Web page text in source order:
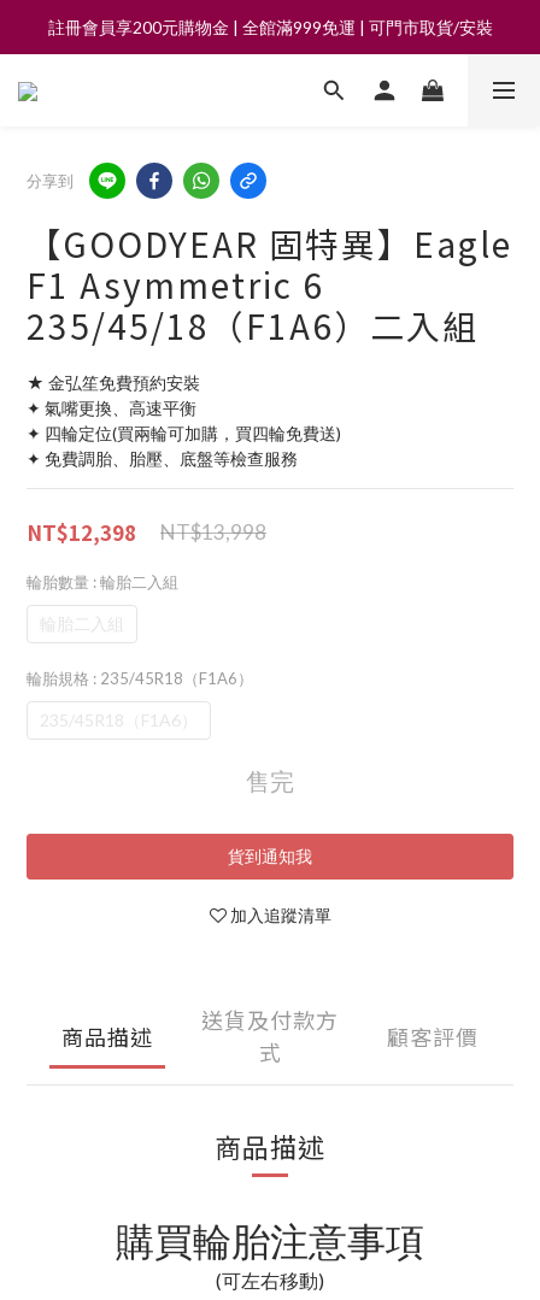
註冊會員享200元購物金 | 全館滿999免運 | 可門市取貨/安裝
註冊會員享200元購物金 | 全館滿999免運 | 可門市取貨/安裝
★重要提醒|慎防網路詐騙★ 請勿點擊不明網址 以免誤入釣魚網站
分享到
【GOODYEAR 固特異】Eagle
F1 Asymmetric 6
235/45/18（F1A6）二入組
★ 金弘笙免費預約安裝
✦ 氣嘴更換、高速平衡
✦ 四輪定位(買兩輪可加購，買四輪免費送)
✦ 免費調胎、胎壓、底盤等檢查服務
NT$13,998
NT$12,398
輪胎數量 : 輪胎二入組
輪胎二入組
輪胎規格 : 235/45R18（F1A6）
235/45R18（F1A6）
售完
貨到通知我
加入追蹤清單
商品描述
送貨及付款方
式
顧客評價
商品描述
購買輪胎注意事項
(可左右移動)